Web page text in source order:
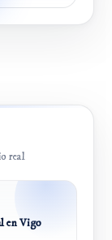
real
en Vigo